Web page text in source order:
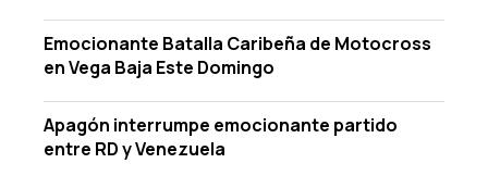
Emocionante Batalla Caribeña de Motocross
en Vega Baja Este Domingo
Apagón interrumpe emocionante partido
entre RD y Venezuela